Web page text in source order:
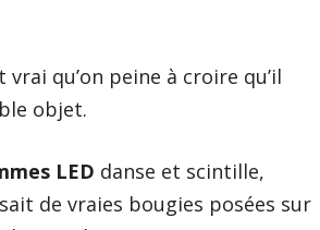
vrai qu’on peine à croire qu’il
objet.
LED danse et scintille,
de vraies bougies posées sur